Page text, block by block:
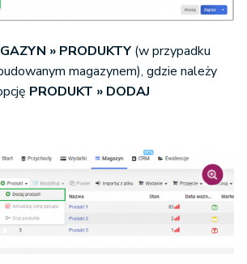
» PRODUKTY (w przypadku
magazynem), gdzie należy
PRODUKT » DODAJ